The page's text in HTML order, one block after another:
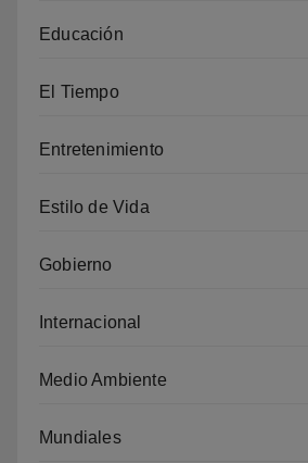
Educación
El Tiempo
Entretenimiento
Estilo de Vida
Gobierno
Internacional
Medio Ambiente
Mundiales